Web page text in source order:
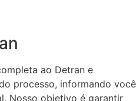
ao Detran e
processo, informando você
Nosso objetivo é garantir